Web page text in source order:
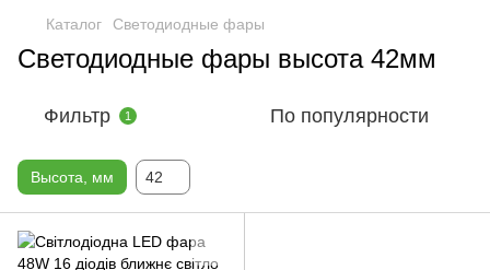
Каталог Светодиодные фары
Светодиодные фары высота 42мм
Фильтр 1 По популярности
Высота, мм 42